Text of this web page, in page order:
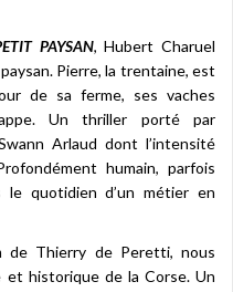
PAYSAN, Hubert Charuel
Pierre, la trentaine, est
de sa ferme, ses vaches
Un thriller porté par
Arlaud dont l’intensité
humain, parfois
le quotidien d’un métier en
de Thierry de Peretti, nous
et historique de la Corse. Un